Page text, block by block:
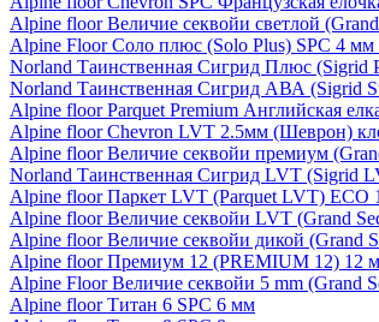
Alpine floor Величие секвойи светлой
Alpine Floor Соло плюс (Solo Plus) SPC 4 мм
Norland Таинственная Сигрид Плюс (Sigrid
Norland Таинственная Сигрид АВА (Sigrid
Alpine floor Parquet Premium Английская
Alpine floor Chevron LVT 2.5мм (Шеврон)
Alpine floor Величие секвойи премиум
Norland Таинственная Сигрид LVT (Sigrid
Alpine floor Паркет LVT (Parquet LVT) ECO
Alpine floor Величие секвойи LVT (Grand
Alpine floor Величие секвойи дикой (Grand
Alpine floor Премиум 12 (PREMIUM 12) 12
Alpine Floor Величие секвойи 5 mm (Grand
Alpine floor Титан 6 SPC 6 мм